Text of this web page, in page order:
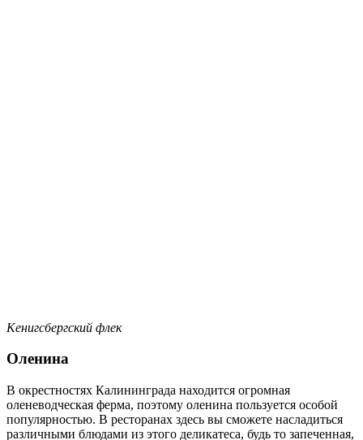
Кенигсбергский флек
Оленина
В окрестностях Калининграда находится огромная
оленеводческая ферма, поэтому оленина пользуется особой
популярностью. В ресторанах здесь вы сможете насладиться
различными блюдами из этого деликатеса, будь то запеченная,